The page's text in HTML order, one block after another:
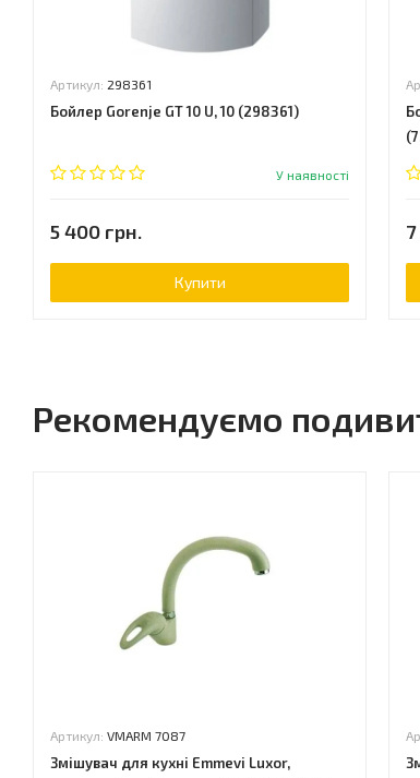
Артикул: 298361
Бойлер Gorenje GT 10 U, 10 (298361)
У наявності
5 400 грн.
Купити
Рекомендуємо
Артикул: VMARM 7087
Змішувач для кухні Emmevi Luxor,